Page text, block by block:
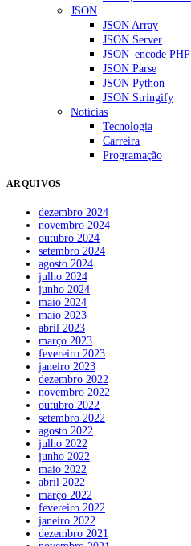
JSON
JSON Array
JSON Server
JSON_encode PHP
JSON Parse
JSON Python
JSON Stringify
Notícias
Tecnologia
Carreira
Programação
ARQUIVOS
dezembro 2024
novembro 2024
outubro 2024
setembro 2024
agosto 2024
julho 2024
junho 2024
maio 2024
maio 2023
abril 2023
março 2023
fevereiro 2023
janeiro 2023
dezembro 2022
novembro 2022
outubro 2022
setembro 2022
agosto 2022
julho 2022
junho 2022
maio 2022
abril 2022
março 2022
fevereiro 2022
janeiro 2022
dezembro 2021